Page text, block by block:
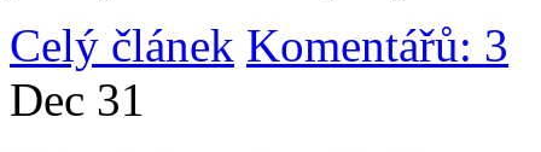
Celý článek Komentářů: 3
Dec 31